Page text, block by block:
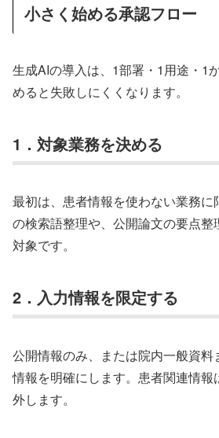
小さく始める承認フロー
生成AIの導入は、1部署・1用途・1
めると失敗しにくくなります。
1．対象業務を決める
最初は、患者情報を使わない業務に
の検索語整理や、公開論文の要点整
対象です。
2．入力情報を限定する
公開情報のみ、または院内一般資料
情報を明確にします。患者関連情報
外します。